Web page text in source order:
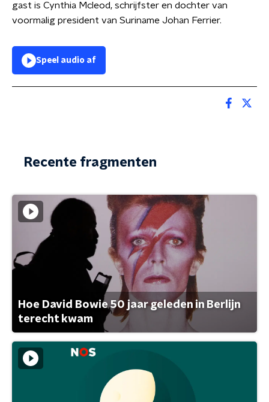
gast is Cynthia Mcleod, schrijfster en dochter van
voormalig president van Suriname Johan Ferrier.
Speel audio af
Recente fragmenten
Hoe David Bowie 50 jaar geleden in Berlijn
terecht kwam